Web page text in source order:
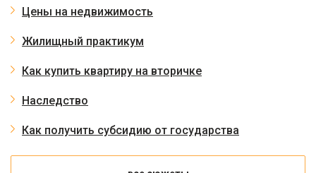
Цены на недвижимость
Жилищный практикум
Как купить квартиру на вторичке
Наследство
Как получить субсидию от государства